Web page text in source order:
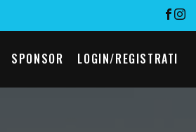
SPONSOR LOGIN/REGISTRATI